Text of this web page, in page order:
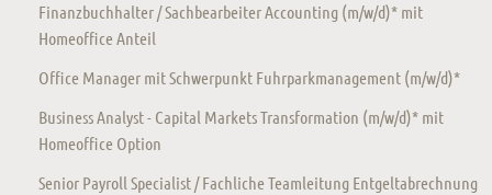
Finanzbuchhalter / Sachbearbeiter Accounting (m/w/d)* mit
Homeoffice Anteil
Office Manager mit Schwerpunkt Fuhrparkmanagement (m/w/d)*
Business Analyst - Capital Markets Transformation (m/w/d)* mit
Homeoffice Option
Senior Payroll Specialist / Fachliche Teamleitung Entgeltabrechnung